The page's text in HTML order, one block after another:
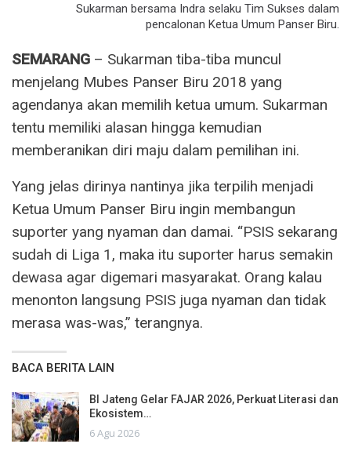
Sukarman bersama Indra selaku Tim Sukses dalam
pencalonan Ketua Umum Panser Biru.
SEMARANG – Sukarman tiba-tiba muncul
menjelang Mubes Panser Biru 2018 yang
agendanya akan memilih ketua umum. Sukarman
tentu memiliki alasan hingga kemudian
memberanikan diri maju dalam pemilihan ini.
Yang jelas dirinya nantinya jika terpilih menjadi
Ketua Umum Panser Biru ingin membangun
suporter yang nyaman dan damai. “PSIS sekarang
sudah di Liga 1, maka itu suporter harus semakin
dewasa agar digemari masyarakat. Orang kalau
menonton langsung PSIS juga nyaman dan tidak
merasa was-was,” terangnya.
BACA BERITA LAIN
BI Jateng Gelar FAJAR 2026, Perkuat Literasi dan
Ekosistem…
6 Agu 2026